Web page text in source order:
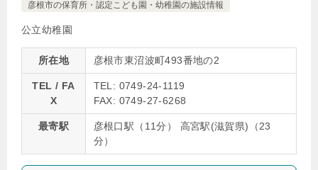
彦根市の保育所・認定こども園・幼稚園の施設情報
公立幼稚園
所在地 彦根市東沼波町493番地の2
TEL / FA
X
TEL: 0749-24-1119
FAX: 0749-27-6268
最寄駅
彦根口駅（11分） 高宮駅(滋賀県)（23
分）